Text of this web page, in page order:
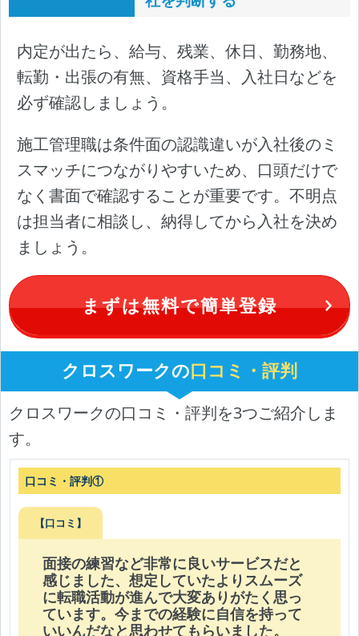
内定が出たら、給与、残業、休日、勤務地、
転勤・出張の有無、資格手当、入社日などを
必ず確認しましょう。
施工管理職は条件面の認識違いが入社後のミ
スマッチにつながりやすいため、口頭だけで
なく書面で確認することが重要です。不明点
は担当者に相談し、納得してから入社を決め
ましょう。
まずは無料で簡単登録
クロスワークの口コミ・評判
クロスワークの口コミ・評判を3つご紹介しま
す。
口コミ・評判①
【口コミ】
面接の練習など非常に良いサービスだと
感じました、想定していたよりスムーズ
に転職活動が進んで大変ありがたく思っ
ています。今までの経験に自信を持って
いいんだなと思わせてもらいました。